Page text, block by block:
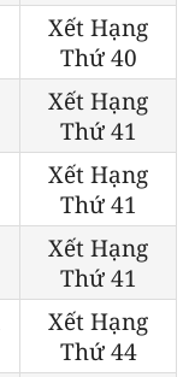
Xết Hạng
Thứ 40
Xết Hạng
Thứ 41
Xết Hạng
Thứ 41
Xết Hạng
Thứ 41
Xết Hạng
Thứ 44